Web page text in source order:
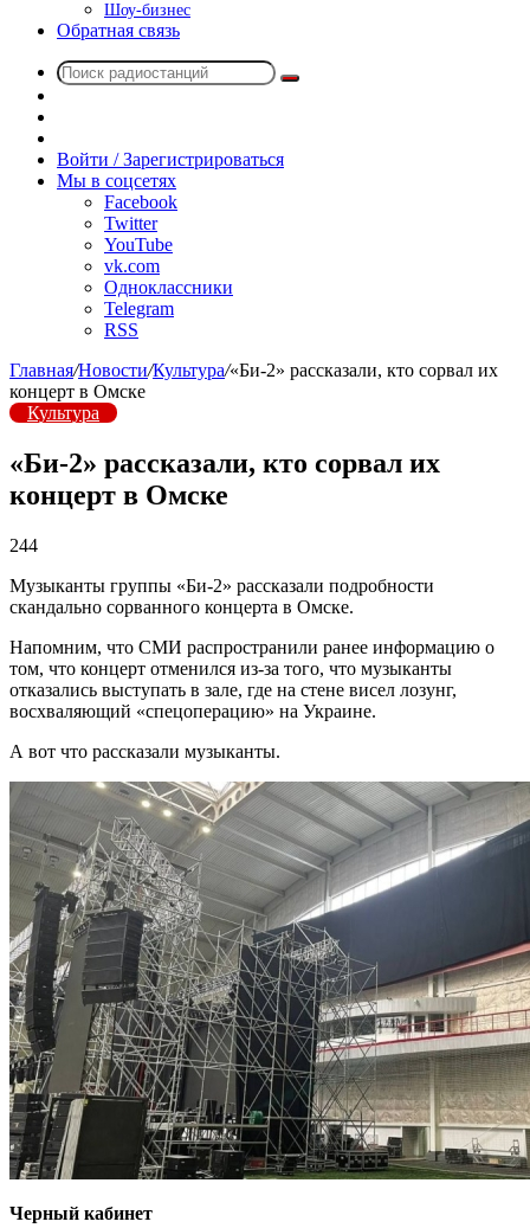
Шоу-бизнес
Обратная связь
Поиск
радио
Войти / Зарегистрироваться
Мы в соцсетях
Facebook
Twitter
YouTube
vk.com
Одноклассники
Telegram
RSS
Главная/Новости/Культура/«Би-2» рассказали, кто сорвал их
концерт в Омске
Культура
«Би-2» рассказали, кто сорвал их
концерт в Омске
244
Музыканты группы «Би-2» рассказали подробности
скандально сорванного концерта в Омске.
Напомним, что СМИ распространили ранее информацию о
том, что концерт отменился из-за того, что музыканты
отказались выступать в зале, где на стене висел лозунг,
восхваляющий «спецоперацию» на Украине.
А вот что рассказали музыканты.
Черный кабинет